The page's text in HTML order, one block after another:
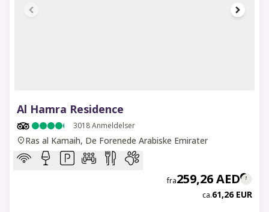
Al Hamra Residence
3018Anmeldelser
Ras al Kamaih, De Forenede Arabiske Emirater
fra259,26 AED
ca.61,26 EUR